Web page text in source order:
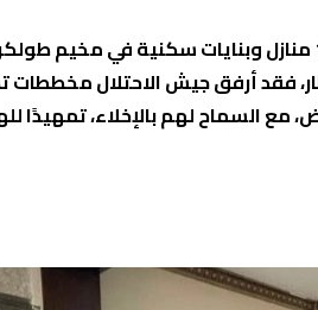
أخطرت قوات الاحتلال الإسرائيلي، اليوم الاثنين، بهدم 104
فقد أرفق جيش الاحتلال مخططات